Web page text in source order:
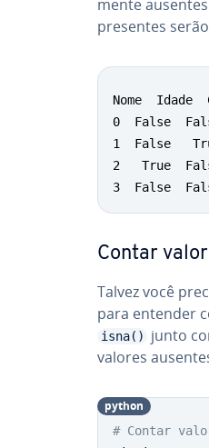
mente
presentes
Nome  Idade
0  False
1  False
2   True
3  False
Contar
Talvez você
para entender
isna() junto
valores
# Contar
python